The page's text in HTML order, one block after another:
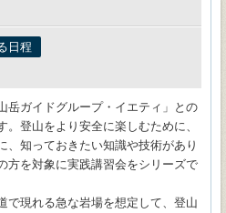
日程
岳ガイドグループ・イエティ」との
。登山をより安全に楽しむために、
、知っておきたい知識や技術があり
方を対象に実践講習会をシリーズで
で現れる急な岩場を想定して、登山